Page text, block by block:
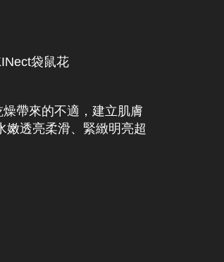
袋鼠花
帶來的不適，建立肌膚
嫩透亮柔滑、緊緻明亮超